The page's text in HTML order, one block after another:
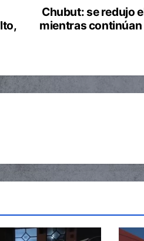
Chubut: se redujo
mientras